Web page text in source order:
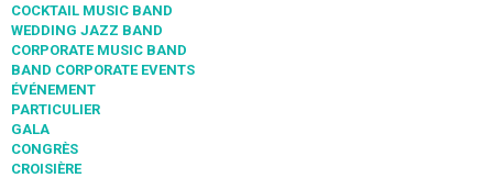
COCKTAIL MUSIC BAND
WEDDING JAZZ BAND
CORPORATE MUSIC BAND
BAND CORPORATE EVENTS
ÉVÉNEMENT
PARTICULIER
GALA
CONGRÈS
CROISIÈRE